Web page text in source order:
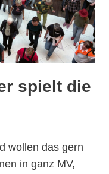
spielt die
wollen das gern
in ganz MV,